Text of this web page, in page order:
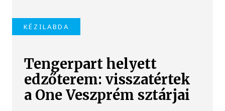
KÉZILABDA
Tengerpart helyett
edzőterem: visszatértek
a One Veszprém sztárjai